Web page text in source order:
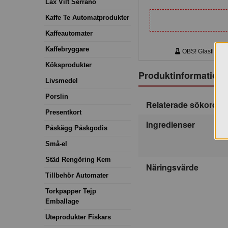
Lax Vilt Serrano
Kaffe Te Automatprodukter
Kaffeautomater
Kaffebryggare
Köksprodukter
Livsmedel
Porslin
Presentkort
Påskägg Påskgodis
Små-el
Städ Rengöring Kem
Tillbehör Automater
Torkpapper Tejp
Emballage
Uteprodukter Fiskars
OBS!
Produktinformation
Relaterade sökord
Ingredienser
Näringsvärde